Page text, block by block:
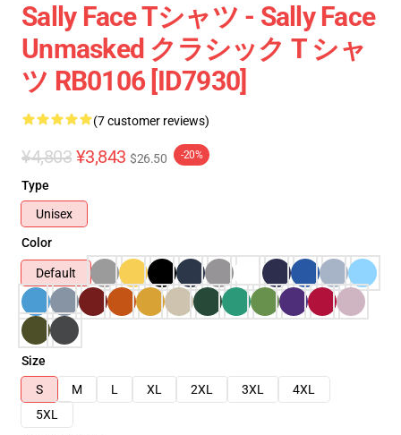
Sally Face Tシャツ - Sally Face
Unmasked クラシック T シャ
ツ RB0106 [ID7930]
(7 customer reviews)
¥4,803 ¥3,843 $26.50 -20%
Type
Unisex
Color
Default
Size
S
M L XL 2XL 3XL
4XL
5XL